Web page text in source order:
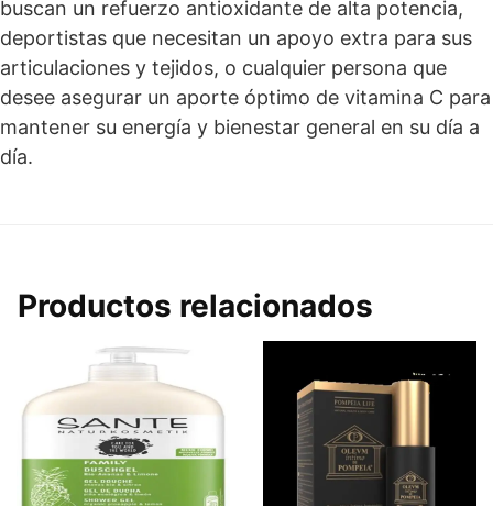
buscan un refuerzo antioxidante de alta potencia,
deportistas que necesitan un apoyo extra para sus
articulaciones y tejidos, o cualquier persona que
desee asegurar un aporte óptimo de vitamina C para
mantener su energía y bienestar general en su día a
día.
Productos relacionados